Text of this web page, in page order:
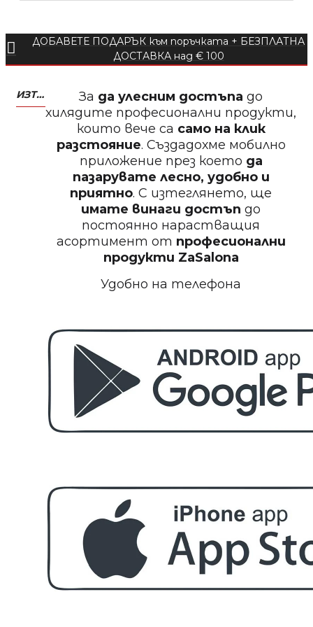
Пила за нокти
БЕЗПЛАТНО
Пила за нокти
БЕЗПЛАТНО
Пила за полиране на нокти
БЕЗПЛАТНО
БЕЗПЛАТНО
За поръчка над € 40.00 (78.23 лв.)
Стипца 20 броя в кибрит
ДОБАВЕТЕ ПОДАРЪК към поръчката + БЕЗПЛАТНА
ДОСТАВКА над € 100
ИЗТЕГЛЕТЕ МОБИЛНО ПРИЛОЖЕНИЕ ZASALONA За да улесним достъпадо
хилядите професионални продукти,
които вече са само на клик
разстояние. Създадохме мобилно
приложение през което да
пазарувате лесно, удобно и
приятно. С изтеглянето, ще
имате винаги достъп до
постоянно нарастващия
асортимент от професионални
продукти ZaSalona
Удобно на телефона